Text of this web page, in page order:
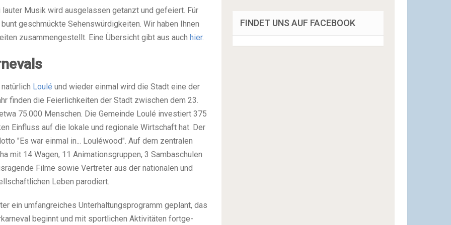
Musik wird aus­ge­las­sen getanzt und gefei­ert. Für
geschmück­te Sehens­wür­dig­kei­ten. Wir haben Ihnen
zusam­men­ge­stellt. Eine Über­sicht gibt aus auch hier.
Lou­lé und wie­der ein­mal wird die Stadt eine der
fin­den die Fei­er­lich­kei­ten der Stadt zwi­schen dem 23.
75.000 Men­schen. Die Gemein­de Lou­lé inves­tiert 375
Ein­fluss auf die loka­le und regio­na­le Wirt­schaft hat. Der
"Es war ein­mal in... Lou­léwood". Auf dem zen­tra­len
mit 14 Wagen, 11 Ani­ma­ti­ons­grup­pen, 3 Sam­ba­schu­len
Fil­me sowie Ver­tre­ter aus der natio­na­len und
Leben par­odiert.
ein umfang­rei­ches Unter­hal­tungs­pro­gramm geplant, das
beginnt und mit sport­li­chen Akti­vi­tä­ten fort­ge­
FINDET UNS AUF FACEBOOK